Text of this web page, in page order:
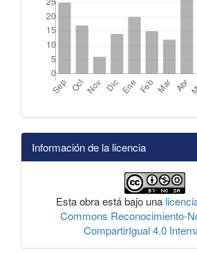
Información de la licencia
Esta obra está bajo una
Commons Reconocimiento-
CompartirIgual 4.0